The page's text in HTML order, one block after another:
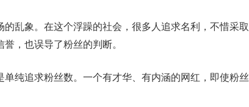
乱象。在这个浮躁的社会，很多人追求名利，不惜采取
，也误导了粉丝的判断。
纯追求粉丝数。一个有才华、有内涵的网红，即使粉丝